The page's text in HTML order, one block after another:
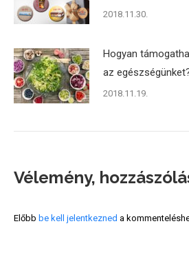
2018.11.30.
Hogyan
az
2018.11.19.
Vélemény,
Előbb be kell jelentkezned a